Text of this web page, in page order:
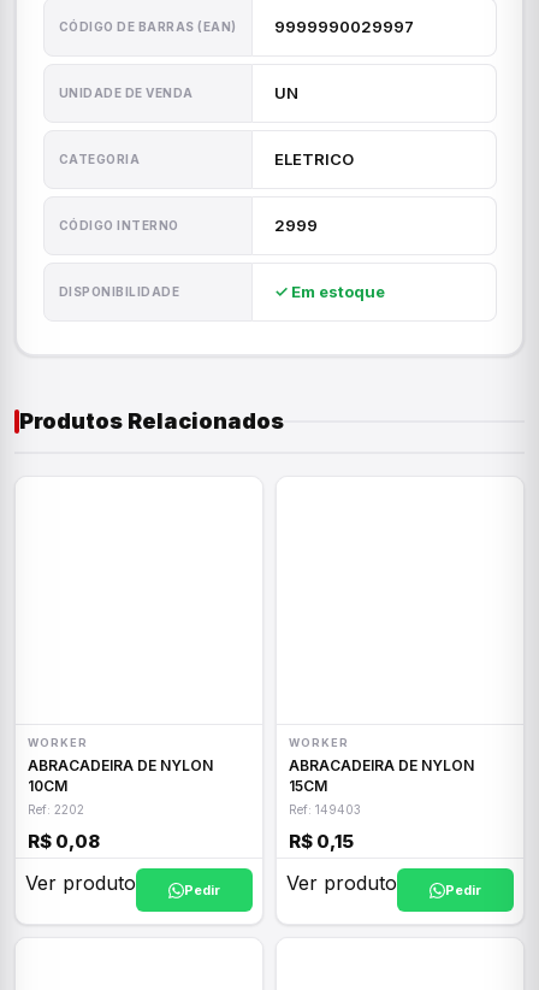
CÓDIGO DE BARRAS (EAN) 9999990029997
UNIDADE DE VENDA UN
CATEGORIA ELETRICO
CÓDIGO INTERNO 2999
DISPONIBILIDADE ✓ Em estoque
Produtos Relacionados
WORKER
ABRACADEIRA DE NYLON
10CM
Ref: 2202
R$ 0,08
Ver produto Pedir
WORKER
ABRACADEIRA DE NYLON
15CM
Ref: 149403
R$ 0,15
Ver produto Pedir